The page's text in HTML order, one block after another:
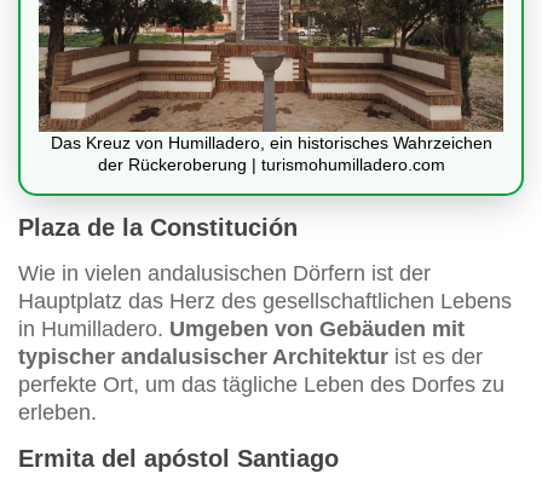
Das Kreuz von Humilladero, ein historisches Wahrzeichen
der Rückeroberung | turismohumilladero.com
Plaza de la Constitución
Wie in vielen andalusischen Dörfern ist der
Hauptplatz das Herz des gesellschaftlichen Lebens
in Humilladero. Umgeben von Gebäuden mit
typischer andalusischer Architektur ist es der
perfekte Ort, um das tägliche Leben des Dorfes zu
erleben.
Ermita del apóstol Santiago